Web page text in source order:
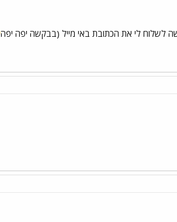
לשלוח לי את הכתובת באי מייל (בבקשה יפה יפה